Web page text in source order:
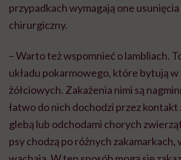
przypadkach wymagają one
chirurgiczny.
– Warto też wspomnieć o lambliach.
układu pokarmowego, które bytują
żółciowych. Zakażenia nimi są
łatwo do nich dochodzi przez kontakt
glebą lub odchodami chorych
psy chodzą po różnych zakamarkach,